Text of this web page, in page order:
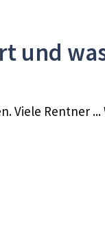
und
Viele Rentner ...